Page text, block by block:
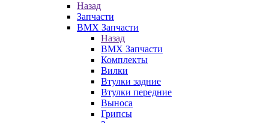
Назад
Запчасти
BMX Запчасти
Назад
BMX Запчасти
Комплекты
Вилки
Втулки задние
Втулки передние
Выноса
Грипсы